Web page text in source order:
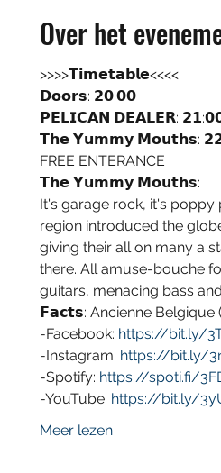
Over het
>>>>𝗧𝗶𝗺𝗲𝘁𝗮𝗯𝗹𝗲<<<<
𝗗𝗼𝗼𝗿𝘀: 𝟮𝟬:𝟬𝟬
𝗣𝗘𝗟𝗜𝗖𝗔𝗡 𝗗𝗘𝗔𝗟𝗘𝗥:
𝗧𝗵𝗲 𝗬𝘂𝗺𝗺𝘆 𝗠𝗼𝘂𝘁𝗵𝘀:
FREE ENTERANCE
𝗧𝗵𝗲 𝗬𝘂𝗺𝗺𝘆 𝗠𝗼𝘂𝘁𝗵𝘀:
It's garage rock, it's poppy
region introduced the
giving their all on many a
there. All amuse-bouche
guitars, menacing bass
𝗙𝗮𝗰𝘁𝘀: Ancienne Belgique
-Facebook: https://bit.ly/
-Instagram: https://bit.ly/
-Spotify: https://spoti.fi/
-YouTube: https://bit.ly/
Meer lezen